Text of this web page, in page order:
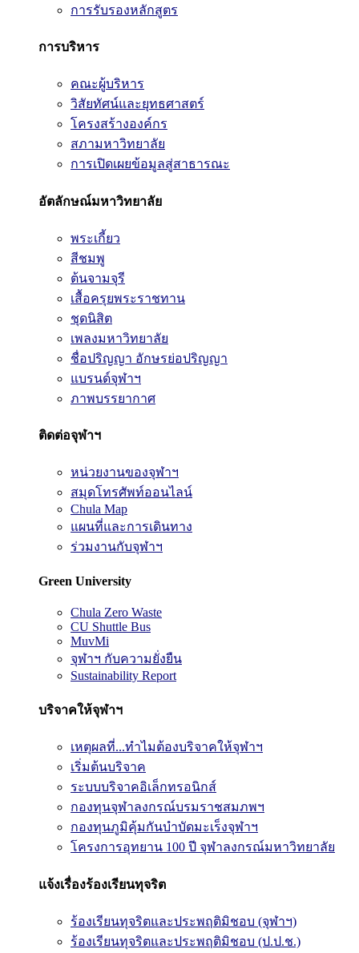
การรับรองหลักสูตร
การบริหาร
คณะผู้บริหาร
วิสัยทัศน์และยุทธศาสตร์
โครงสร้างองค์กร
สภามหาวิทยาลัย
การเปิดเผยข้อมูลสู่สาธารณะ
อัตลักษณ์มหาวิทยาลัย
พระเกี้ยว
สีชมพู
ต้นจามจุรี
เสื้อครุยพระราชทาน
ชุดนิสิต
เพลงมหาวิทยาลัย
ชื่อปริญญา อักษรย่อปริญญา
แบรนด์จุฬาฯ
ภาพบรรยากาศ
ติดต่อจุฬาฯ
หน่วยงานของจุฬาฯ
สมุดโทรศัพท์ออนไลน์
Chula Map
แผนที่และการเดินทาง
ร่วมงานกับจุฬาฯ
Green University
Chula Zero Waste
CU Shuttle Bus
MuvMi
จุฬาฯ กับความยั่งยืน
Sustainability Report
บริจาคให้จุฬาฯ
เหตุผลที่...ทำไมต้องบริจาคให้จุฬาฯ
เริ่มต้นบริจาค
ระบบบริจาคอิเล็กทรอนิกส์
กองทุนจุฬาลงกรณ์บรมราชสมภพฯ
กองทุนภูมิคุ้มกันบำบัดมะเร็งจุฬาฯ
โครงการอุทยาน 100 ปี จุฬาลงกรณ์มหาวิทยาลัย
แจ้งเรื่องร้องเรียนทุจริต
ร้องเรียนทุจริตและประพฤติมิชอบ (จุฬาฯ)
ร้องเรียนทุจริตและประพฤติมิชอบ (ป.ป.ช.)